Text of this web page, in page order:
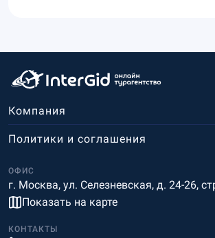
Компания
ОФИС
г. Москва, ул. Селезневская, д. 24-26,
Показать на карте
Политики и соглашения
КОНТАКТЫ